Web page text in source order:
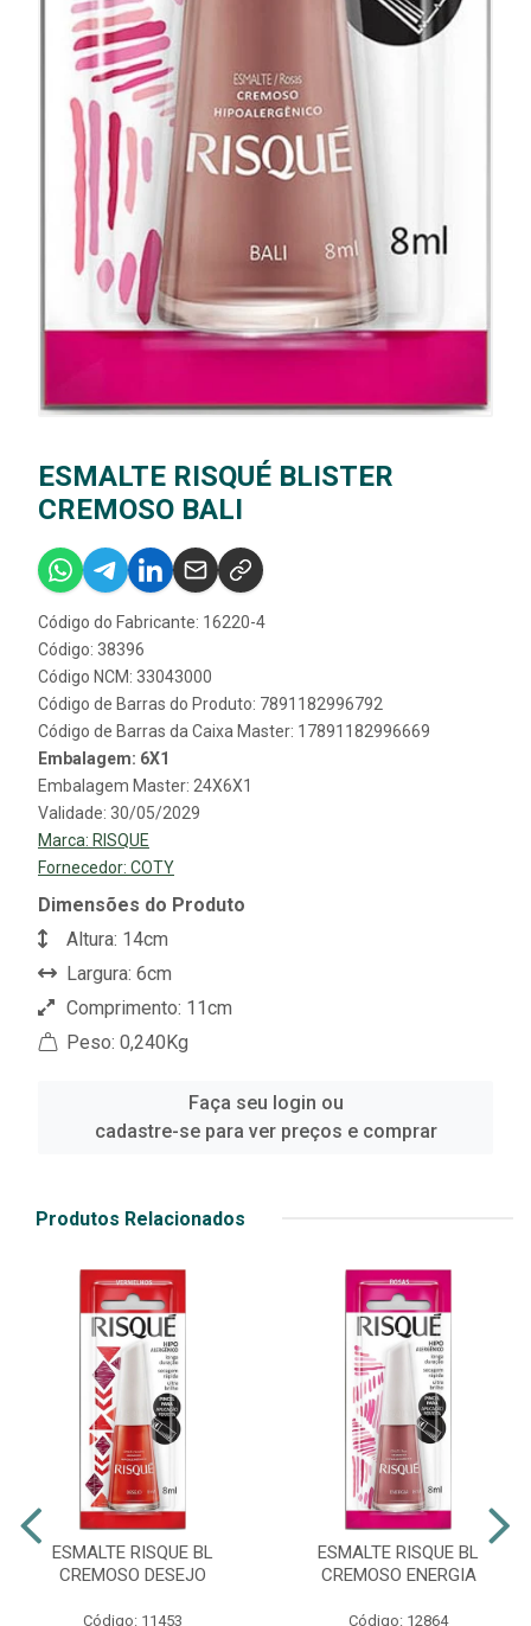
ESMALTE RISQUÉ BLISTER
CREMOSO BALI
Código do Fabricante: 16220-4
Código: 38396
Código NCM: 33043000
Código de Barras do Produto: 7891182996792
Código de Barras da Caixa Master: 17891182996669
Embalagem: 6X1
Embalagem Master: 24X6X1
Validade: 30/05/2029
Marca: RISQUE
Fornecedor: COTY
Dimensões do Produto
Altura: 14cm
Largura: 6cm
Comprimento: 11cm
Peso: 0,240Kg
Faça seu login ou
cadastre-se para ver preços e comprar
Produtos Relacionados
ESMALTE RISQUE BL
CREMOSO DESEJO
Código: 11453
ESMALTE RISQUE BL
CREMOSO ENERGIA
Código: 12864